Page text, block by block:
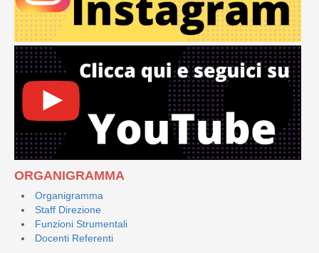
ORGANIGRAMMA
Organigramma
Staff Direzione
Funzioni Strumentali
Docenti Referenti